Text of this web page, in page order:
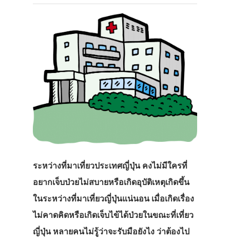
ระหว่างที่มาเที่ยวประเทศญี่ปุ่น คงไม่มีใครที่
อยากเจ็บป่วยไม่สบายหรือเกิดอุบัติเหตุเกิดขึ้น
ในระหว่างที่มาเที่ยวญี่ปุ่นแน่นอน เมื่อเกิดเรื่อง
ไม่คาดคิดหรือเกิดเจ็บไข้ได้ป่วยในขณะที่เที่ยว
ญี่ปุ่น หลายคนไม่รู้ว่าจะรับมือยังไง ว่าต้องไป